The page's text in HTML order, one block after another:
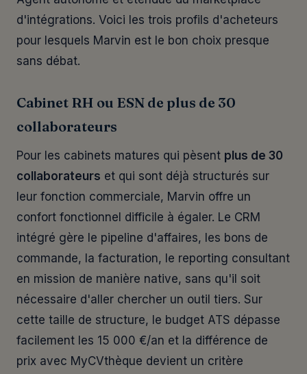
d'intégrations. Voici les trois profils d'acheteurs
pour lesquels Marvin est le bon choix presque
sans débat.
Cabinet RH ou ESN de plus de 30
collaborateurs
Pour les cabinets matures qui pèsent plus de 30
collaborateurs et qui sont déjà structurés sur
leur fonction commerciale, Marvin offre un
confort fonctionnel difficile à égaler. Le CRM
intégré gère le pipeline d'affaires, les bons de
commande, la facturation, le reporting consultant
en mission de manière native, sans qu'il soit
nécessaire d'aller chercher un outil tiers. Sur
cette taille de structure, le budget ATS dépasse
facilement les 15 000 €/an et la différence de
prix avec MyCVthèque devient un critère